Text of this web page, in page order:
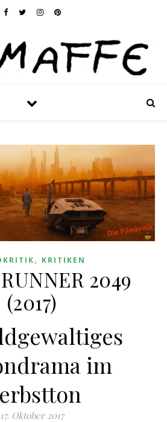
, KRITIKEN
2049
(2017)
im
17. Oktober 2017